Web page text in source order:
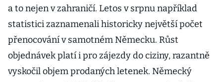
a to nejen v zahraničí. Letos v srpnu například
statistici zaznamenali historicky největší počet
přenocování v samotném Německu. Růst
objednávek platí i pro zájezdy do ciziny, razantně
vyskočil objem prodaných letenek. Německý